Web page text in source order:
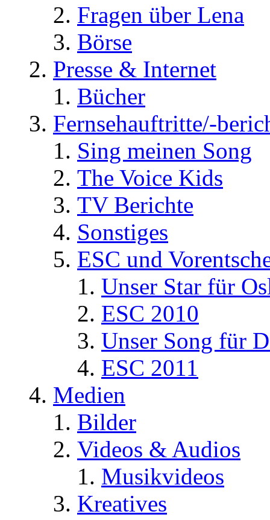
Fragen über Lena
Börse
Presse & Internet
Bücher
Fernsehauftritte/-
Sing meinen Song
The Voice Kids
TV Berichte
Sonstiges
ESC und
Unser Star für
ESC 2010
Unser Song für
ESC 2011
Medien
Bilder
Videos & Audios
Musikvideos
Kreatives